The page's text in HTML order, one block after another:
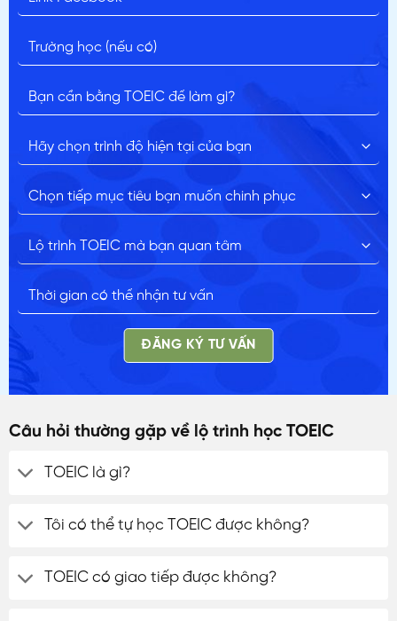
ĐĂNG KÝ TƯ VẤN
Câu hỏi thường gặp về lộ trình học TOEIC
TOEIC là gì?
Tôi có thể tự học TOEIC được không?
TOEIC có giao tiếp được không?